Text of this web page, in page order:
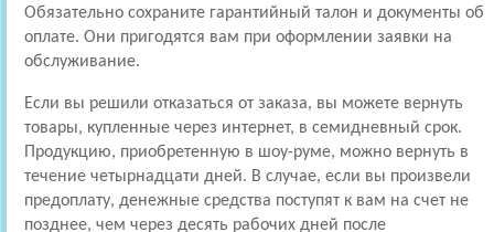
Обязательно сохраните гарантийный талон и документы об
оплате. Они пригодятся вам при оформлении заявки на
обслуживание.
Если вы решили отказаться от заказа, вы можете вернуть
товары, купленные через интернет, в семидневный срок.
Продукцию, приобретенную в шоу-руме, можно вернуть в
течение четырнадцати дней. В случае, если вы произвели
предоплату, денежные средства поступят к вам на счет не
позднее, чем через десять рабочих дней после